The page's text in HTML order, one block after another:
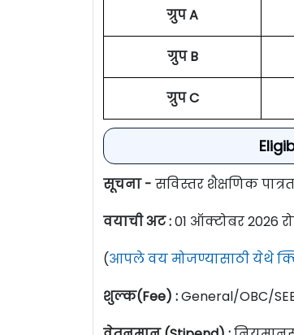
ग्रुप A
ग्रुप B
ग्रुप C
सूचना - सविस्तर शैक्षणिक
वयाची अट :01 ऑक्टोबर 2026
(आपले वय मोजण्यासाठी येथे
शुल्क(Fee) :General/OBC/